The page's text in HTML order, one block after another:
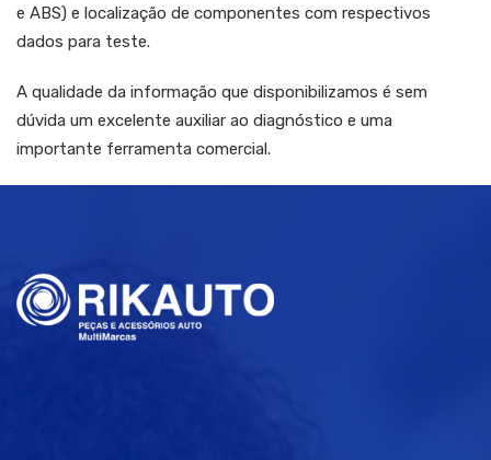
e ABS) e localização de componentes com respectivos
dados para teste.
A qualidade da informação que disponibilizamos é sem
dúvida um excelente auxiliar ao diagnóstico e uma
importante ferramenta comercial.